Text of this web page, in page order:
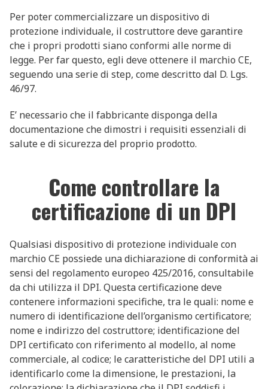
Per poter commercializzare un dispositivo di
protezione individuale, il costruttore deve garantire
che i propri prodotti siano conformi alle norme di
legge. Per far questo, egli deve ottenere il marchio CE,
seguendo una serie di step, come descritto dal D. Lgs.
46/97.
E’ necessario che il fabbricante disponga della
documentazione che dimostri i requisiti essenziali di
salute e di sicurezza del proprio prodotto.
Come controllare la
certificazione di un DPI
Qualsiasi dispositivo di protezione individuale con
marchio CE possiede una dichiarazione di conformità ai
sensi del regolamento europeo 425/2016, consultabile
da chi utilizza il DPI. Questa certificazione deve
contenere informazioni specifiche, tra le quali: nome e
numero di identificazione dell’organismo certificatore;
nome e indirizzo del costruttore; identificazione del
DPI certificato con riferimento al modello, al nome
commerciale, al codice; le caratteristiche del DPI utili a
identificarlo come la dimensione, le prestazioni, la